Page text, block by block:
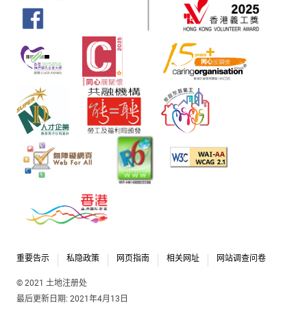
重要告示 私隐政策 网页指南 相关网址 网站调查问卷
© 2021 土地注册处
最后更新日期: 2021年4月13日